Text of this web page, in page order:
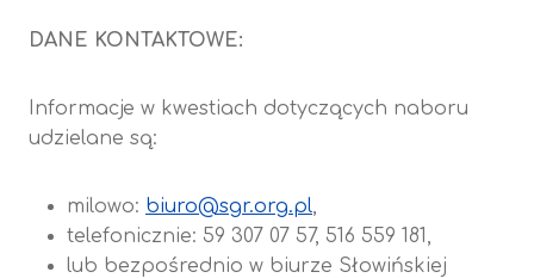
DANE KONTAKTOWE:
Informacje w kwestiach dotyczących naboru
udzielane są:
milowo: biuro@sgr.org.pl,
telefonicznie: 59 307 07 57, 516 559 181,
lub bezpośrednio w biurze Słowińskiej